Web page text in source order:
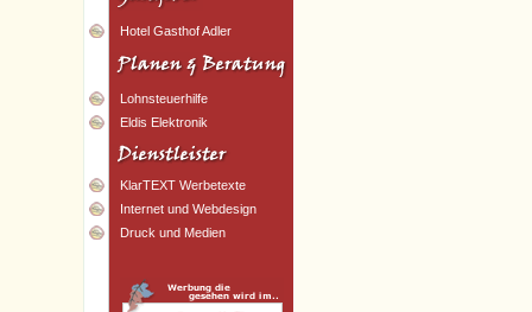
Hotel Gasthof Adler
Lohnsteuerhilfe
Eldis Elektronik
KlarTEXT Werbetexte
Internet und Webdesign
Druck und Medien